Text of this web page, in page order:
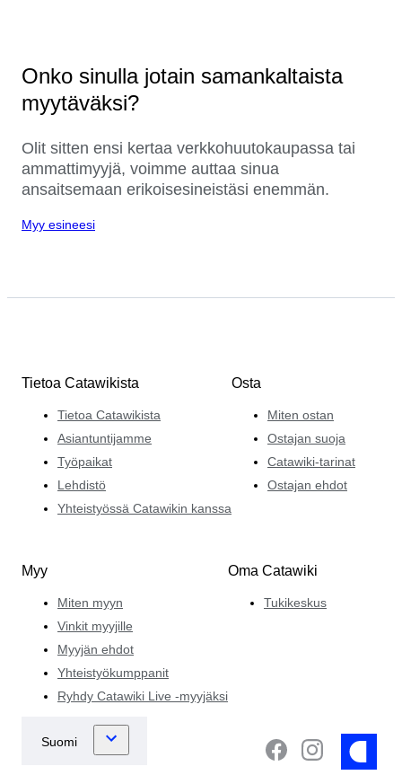
Onko sinulla jotain samankaltaista
myytäväksi?
Olit sitten ensi kertaa verkkohuutokaupassa tai
ammattimyyjä, voimme auttaa sinua
ansaitsemaan erikoisesineistäsi enemmän.
Myy esineesi
Tietoa Catawikista
Tietoa Catawikista
Asiantuntijamme
Työpaikat
Lehdistö
Yhteistyössä Catawikin kanssa
Osta
Miten ostan
Ostajan suoja
Catawiki-tarinat
Ostajan ehdot
Myy
Miten myyn
Vinkit myyjille
Myyjän ehdot
Yhteistyökumppanit
Ryhdy Catawiki Live -myyjäksi
Oma Catawiki
Tukikeskus